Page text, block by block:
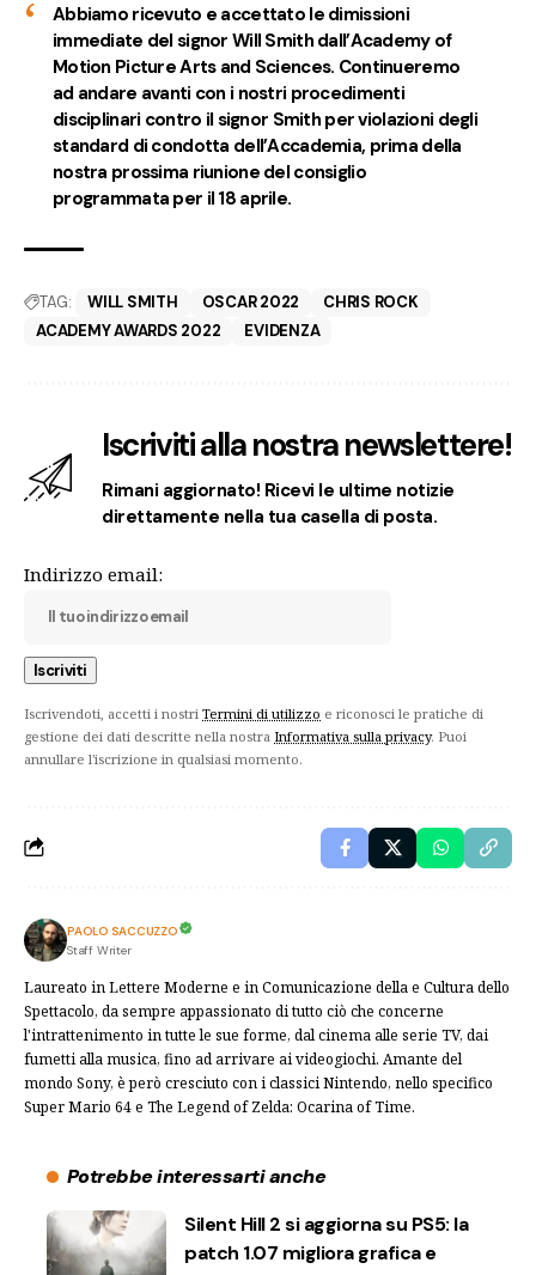
Abbiamo ricevuto e accettato le dimissioni
immediate del signor Will Smith dall’Academy of
Motion Picture Arts and Sciences. Continueremo
ad andare avanti con i nostri procedimenti
disciplinari contro il signor Smith per violazioni degli
standard di condotta dell’Accademia, prima della
nostra prossima riunione del consiglio
programmata per il 18 aprile.
TAG: WILL SMITH OSCAR 2022
CHRIS ROCK
ACADEMY AWARDS 2022
EVIDENZA
Iscriviti alla nostra newslettere!
Rimani aggiornato! Ricevi le ultime notizie
direttamente nella tua casella di posta.
Indirizzo email:
Iscrivendoti, accetti i nostri Termini di utilizzo e riconosci le pratiche di
gestione dei dati descritte nella nostra Informativa sulla privacy. Puoi
annullare l'iscrizione in qualsiasi momento.
PAOLO SACCUZZO
Staff Writer
Laureato in Lettere Moderne e in Comunicazione della e Cultura dello
Spettacolo, da sempre appassionato di tutto ciò che concerne
l'intrattenimento in tutte le sue forme, dal cinema alle serie TV, dai
fumetti alla musica, fino ad arrivare ai videogiochi. Amante del
mondo Sony, è però cresciuto con i classici Nintendo, nello specifico
Super Mario 64 e The Legend of Zelda: Ocarina of Time.
Potrebbe interessarti anche
Silent Hill 2 si aggiorna su PS5: la
patch 1.07 migliora grafica e